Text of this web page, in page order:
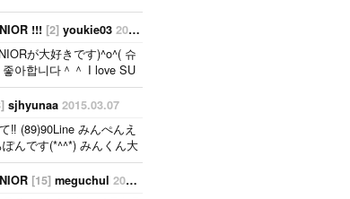
!!! [2] youkie03 2015.03.27
が大好きです)^o^( 슈
아합니다＾＾ I love SU
＾＾ELFのみなさん、ぜ
ってください(^○^) 엘프
friends !..
sjhyunaa 2015.03.07
‼︎ (89)90Line みんぺんえ
んです(*^^*) みんくん大
* えるぷちんぐ 募集し
よろしくお願いしますー
[15] meguchul 2014.10.09